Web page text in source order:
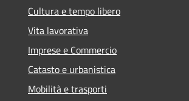
Cultura e tempo libero
Vita lavorativa
Imprese e Commercio
Catasto e urbanistica
Mobilità e trasporti